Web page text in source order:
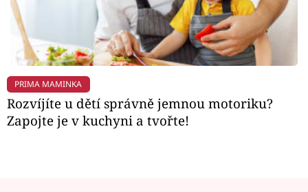
PRIMA MAMINKA
Rozvíjíte u dětí správně jemnou motoriku?
Zapojte je v kuchyni a tvořte!